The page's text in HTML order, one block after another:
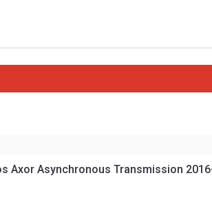
Axor Asynchronous Transmission